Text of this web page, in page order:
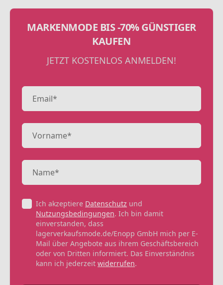
MARKENMODE BIS -70% GÜNSTIGER
KAUFEN
JETZT KOSTENLOS ANMELDEN!
Ich akzeptiere Datenschutz und
Nutzungsbedingungen. Ich bin damit
einverstanden, dass
lagerverkaufsmode.de/Enopp GmbH mich per E-
Mail über Angebote aus ihrem Geschäftsbereich
oder von Dritten informiert. Das Einverständnis
kann ich jederzeit widerrufen.